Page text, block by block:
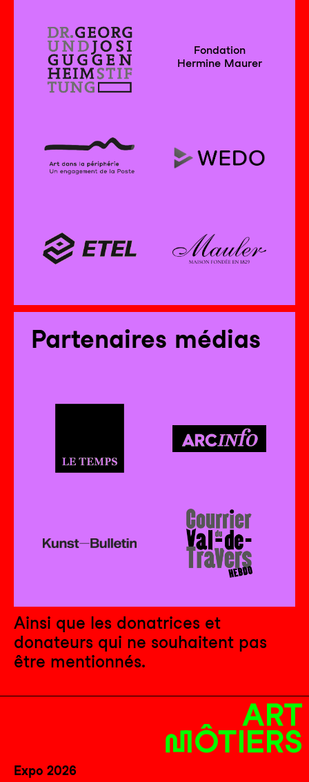
Fondation
Hermine Maurer
Partenaires médias
Ainsi que les donatrices et
donateurs qui ne souhaitent pas
être mentionnés.
Expo 2026